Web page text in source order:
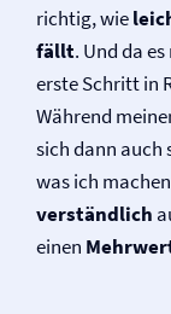
richtig, wie
fällt. Und da
erste Schritt in
Während
sich dann auch
was ich
verständlich
einen